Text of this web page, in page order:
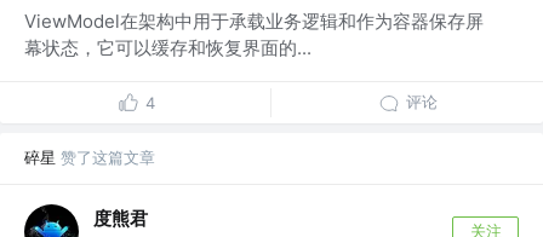
ViewModel在架构中用于承载业务逻辑和作为容器保存屏
幕状态，它可以缓存和恢复界面的...
4 评论
碎星 赞了这篇文章
度熊君
关注